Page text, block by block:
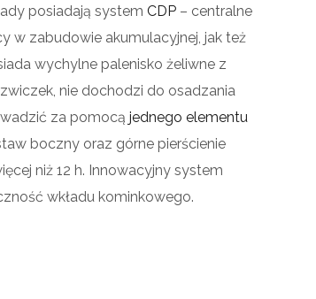
posiadają system CDP – centralne
w zabudowie akumulacyjnej, jak też
wychylne palenisko żeliwne z
nie dochodzi do osadzania
za pomocą jednego elementu
boczny oraz górne pierścienie
niż 12 h. Innowacyjny system
wkładu kominkowego.